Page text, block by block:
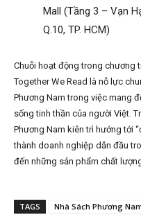
Mall (Tầng 3 – Vạn
Q.10, TP. HCM)
Chuỗi hoạt động trong chương
Together We Read là nỗ lực
Phương Nam trong việc mang
sống tinh thần của người Việt.
Phương Nam kiên trì hướng tới
thành doanh nghiệp dẫn đầu
đến những sản phẩm chất
TAGS Nhà Sách Phương